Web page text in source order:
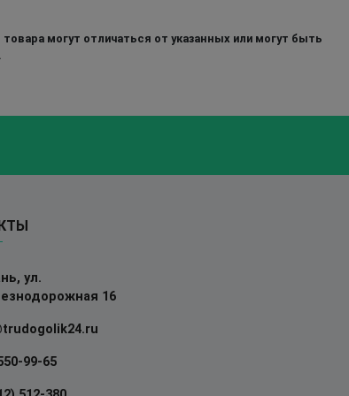
могут отличаться от указанных или могут быть
ул.
16
99-65